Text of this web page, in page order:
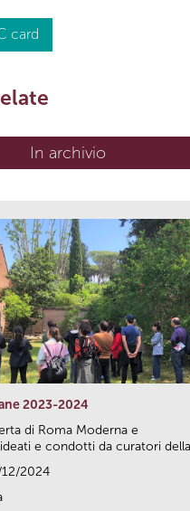
card
In archivio
2023-2024
di Roma Moderna e
e condotti da curatori
2024